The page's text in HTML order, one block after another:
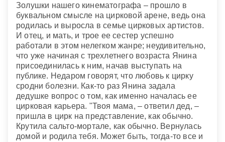
Золушки нашего кинематографа – прошло в
буквальном смысле на цирковой арене, ведь она
родилась и выросла в семье цирковых артистов.
И отец, и мать, и трое ее сестер успешно
работали в этом нелегком жанре; неудивительно,
что уже начиная с трехлетнего возраста Янина
присоединилась к ним, начав выступать на
публике. Недаром говорят, что любовь к цирку
сродни болезни. Как-то раз Янина задала
дедушке вопрос о том, как именно началась ее
цирковая карьера. "Твоя мама, – ответил дед, –
пришла в цирк на представление, как обычно.
Крутила сальто-мортале, как обычно. Вернулась
домой и родила тебя. Может быть, тогда-то все и